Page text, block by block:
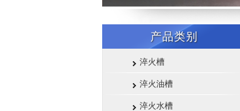
产品类别
淬火槽
淬火油槽
淬火水槽